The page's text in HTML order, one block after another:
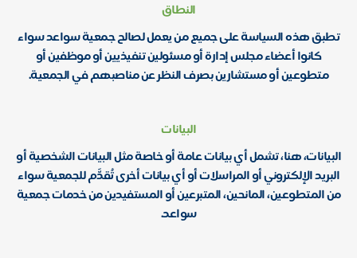
النطاق
تطبق هذه السياسة على جميع من يعمل لصالح جمعية سواعد سواء
كانوا أعضاء مجلس إدارة أو مسئولين تنفيذيين أو موظفين أو
متطوعين أو مستشارين بصرف النظر عن مناصبهم في الجمعية.
البيانات
البيانات، هنا، تشمل أي بيانات عامة أو خاصة مثل البيانات الشخصية أو
البريد الإلكتروني أو المراسلات أو أي بيانات أخرى تُقدَّم للجمعية سواء
من المتطوعين، المانحين، المتبرعين أو المستفيدين من خدمات جمعية
سواعد.